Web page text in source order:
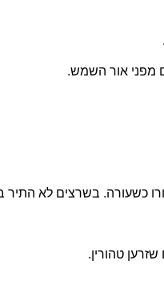
מפני אור השמש.
כשעורה. בשרצים לא
טהורין.